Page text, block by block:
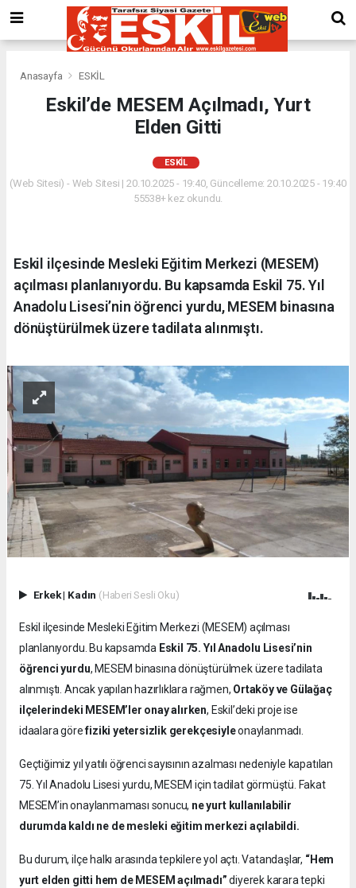
Anasayfa ESKİL
Eskil’de MESEM Açılmadı, Yurt
Elden Gitti
ESKİL
(Web Sitesi) - Web Sitesi | 20.10.2025 - 19:40, Güncelleme: 20.10.2025 - 19:40
55538+ kez okundu.
Eskil ilçesinde Mesleki Eğitim Merkezi (MESEM)
açılması planlanıyordu. Bu kapsamda Eskil 75. Yıl
Anadolu Lisesi’nin öğrenci yurdu, MESEM binasına
dönüştürülmek üzere tadilata alınmıştı.
Erkek| Kadın (Haberi Sesli Oku)
Eskil ilçesinde Mesleki Eğitim Merkezi (MESEM) açılması
planlanıyordu. Bu kapsamda Eskil 75. Yıl Anadolu Lisesi’nin
öğrenci yurdu, MESEM binasına dönüştürülmek üzere tadilata
alınmıştı. Ancak yapılan hazırlıklara rağmen, Ortaköy ve Gülağaç
ilçelerindeki MESEM’ler onay alırken, Eskil’deki proje ise
idaalara görefiziki yetersizlik gerekçesiyleonaylanmadı.
Geçtiğimiz yıl yatılı öğrenci sayısının azalması nedeniyle kapatılan
75. Yıl Anadolu Lisesi yurdu, MESEM için tadilat görmüştü. Fakat
MESEM’in onaylanmaması sonucu, ne yurt kullanılabilir
durumda kaldı ne de mesleki eğitim merkezi açılabildi.
Bu durum, ilçe halkı arasında tepkilere yol açtı. Vatandaşlar, “Hem
yurt elden gitti hem de MESEM açılmadı”diyerek karara tepki